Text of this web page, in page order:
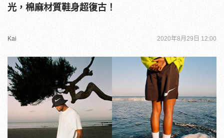
光，棉麻材質鞋身超復古！
Kai 2020年8月29日 12:00